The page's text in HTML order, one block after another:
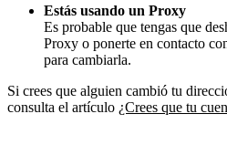
Estás usando un Proxy
Es probable que tengas que
Proxy o ponerte en contacto
para cambiarla.
Si crees que alguien cambió tu
consulta el artículo ¿Crees que tu